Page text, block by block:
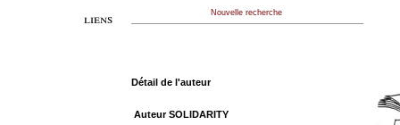
liens
Nouvelle recherche
Détail de l'auteur
Auteur SOLIDARITY